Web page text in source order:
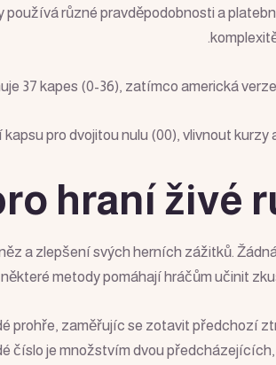
používá různé pravděpodobnosti a
37 kapes (0-36), zatímco americká
í kapsu pro dvojitou nulu (00), vlivnout kurzy
hraní živé
a zlepšení svých herních zážitků.
metody pomáhají hráčům učinit
prohře, zaměřujíc se zotavit předchozí
číslo je množstvím dvou